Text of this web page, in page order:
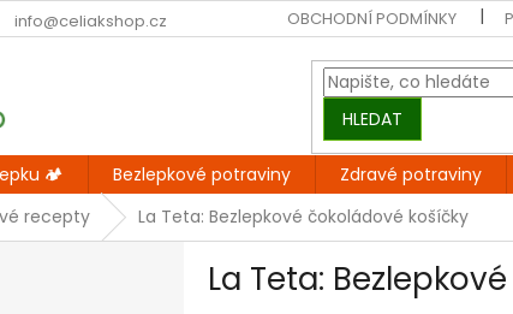
info@celiakshop.cz OBCHODNÍ PODMÍNKY
HLEDAT
🏕️ Bezlepkové potraviny Zdravé potraviny
recepty La Teta: Bezlepkové čokoládové košíčky
La Teta: